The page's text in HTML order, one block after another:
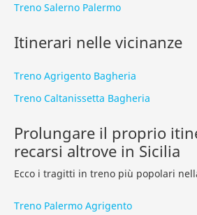
Treno Salerno Palermo
Itinerari nelle vicinanze
Treno Agrigento Bagheria
Treno Caltanissetta Bagheria
Prolungare il proprio
recarsi altrove in Sicilia
Ecco i tragitti in treno più popolari
Treno Palermo Agrigento